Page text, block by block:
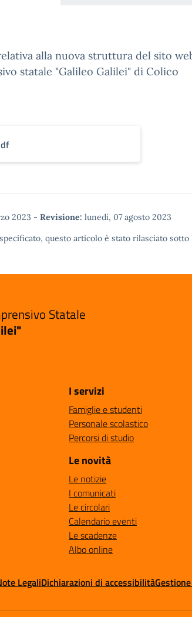
alla nuova struttura del sito
statale "Galileo Galilei" di Colico
2023 - Revisione: lunedì, 07 agosto 2023
questo articolo è stato rilasciato sotto
Statale
I servizi
Famiglie e studenti
Personale scolastico
Percorsi di studio
Le novità
Le notizie
I comunicati
Le circolari
Calendario eventi
Le scadenze
Albo online
LegaliDichiarazioni di accessibilità